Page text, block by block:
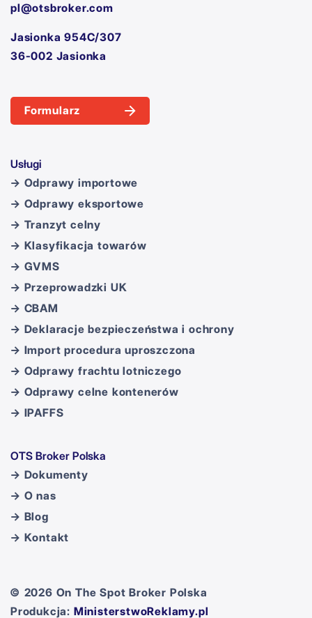
pl@otsbroker.com
Jasionka 954C/307
36-002 Jasionka
Formularz
Usługi
→ Odprawy importowe
→ Odprawy eksportowe
→ Tranzyt celny
→ Klasyfikacja towarów
→ GVMS
→ Przeprowadzki UK
→ CBAM
→ Deklaracje bezpieczeństwa i ochrony
→ Import procedura uproszczona
→ Odprawy frachtu lotniczego
→ Odprawy celne kontenerów
→ IPAFFS
OTS Broker Polska
→ Dokumenty
→ O nas
→ Blog
→ Kontakt
© 2026 On The Spot Broker Polska
Produkcja: MinisterstwoReklamy.pl